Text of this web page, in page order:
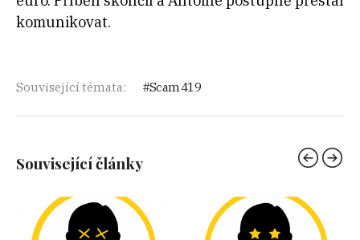
komunikovat.
Související témata: Scam 419
Související články